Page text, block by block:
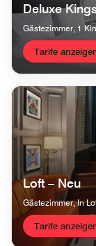
Deluxe
Gästezimmer, 1
Tarife
Loft – Neu
Gästezimmer, In
Tarife